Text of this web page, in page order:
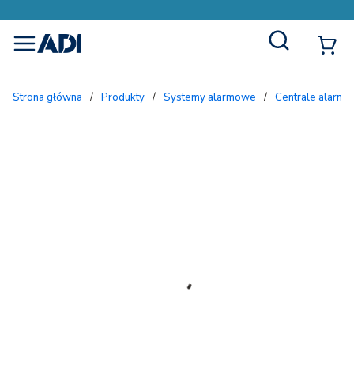
menu
Strona główna / Produkty / Systemy alarmowe / Centrale